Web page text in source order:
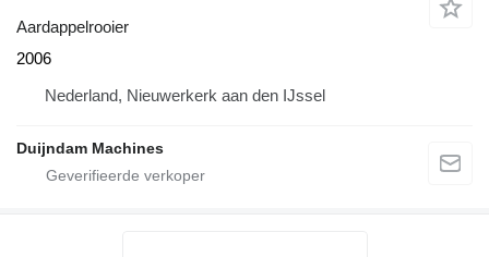
Aardappelrooier
2006
Nederland, Nieuwerkerk aan den IJssel
Duijndam Machines